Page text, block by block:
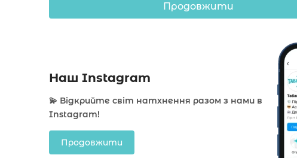
Продовжити
Наш Instagram
💫 Відкрийте світ натхнення разом з нами в
Instagram!
Продовжити